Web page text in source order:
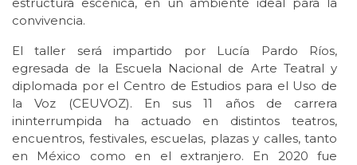
convivencia.
El taller será impartido por Lucía Pardo Ríos,
egresada de la Escuela Nacional de Arte Teatral y
diplomada por el Centro de Estudios para el Uso de
la Voz (CEUVOZ). En sus 11 años de carrera
ininterrumpida ha actuado en distintos teatros,
encuentros, festivales, escuelas, plazas y calles, tanto
en México como en el extranjero. En 2020 fue